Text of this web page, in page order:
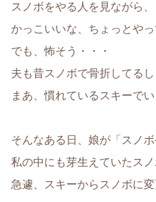
スノボをやる人を見ながら、
かっこいいな、ちょっとやっ
でも、怖そう・・・
夫も昔スノボで骨折してる
まあ、慣れているスキーで
そんなある日、娘が「スノ
私の中にも芽生えていたス
急遽、スキーからスノボに変